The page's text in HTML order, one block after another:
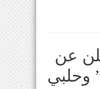
عن
وحلبي